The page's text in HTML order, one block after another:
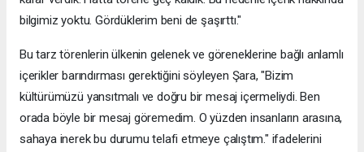
bilgimiz yoktu. Gördüklerim beni de şaşırttı."
Bu tarz törenlerin ülkenin gelenek ve göreneklerine bağlı anlamlı
içerikler barındırması gerektiğini söyleyen Şara, "Bizim
kültürümüzü yansıtmalı ve doğru bir mesaj içermeliydi. Ben
orada böyle bir mesaj göremedim. O yüzden insanların arasına,
sahaya inerek bu durumu telafi etmeye çalıştım." ifadelerini